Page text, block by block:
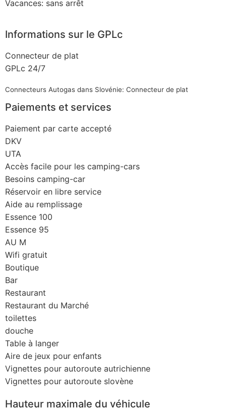
Vacances: sans arrêt
Informations sur le GPLc
Connecteur de plat
GPLc 24/7
Connecteurs Autogas dans Slovénie: Connecteur de plat
Paiements et services
Paiement par carte accepté
DKV
UTA
Accès facile pour les camping-cars
Besoins camping-car
Réservoir en libre service
Aide au remplissage
Essence 100
Essence 95
AU M
Wifi gratuit
Boutique
Bar
Restaurant
Restaurant du Marché
toilettes
douche
Table à langer
Aire de jeux pour enfants
Vignettes pour autoroute autrichienne
Vignettes pour autoroute slovène
Hauteur maximale du véhicule